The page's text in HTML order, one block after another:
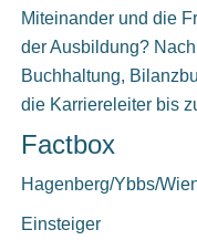
Miteinander und die
der Ausbildung?
Buchhaltung,
die Karriereleiter bis
Factbox
Hagenberg/Ybbs/
Einsteiger